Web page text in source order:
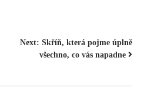
Next: Skříň, která pojme úplně
všechno, co vás napadne